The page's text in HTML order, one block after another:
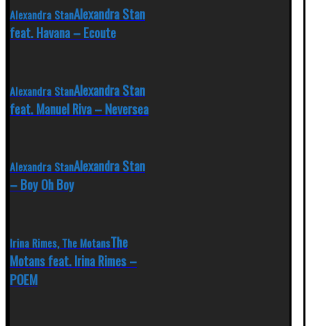
Alexandra StanAlexandra Stan
feat. Havana – Ecoute
Alexandra StanAlexandra Stan
feat. Manuel Riva – Neversea
Alexandra StanAlexandra Stan
– Boy Oh Boy
Irina Rimes, The MotansThe
Motans feat. Irina Rimes –
POEM